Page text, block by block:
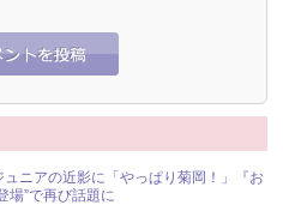
ニアの近影に「やっぱり菊岡！」『お
場”で再び話題に